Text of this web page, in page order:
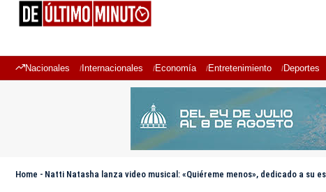
Nacionales Internacionales Economía Entretenimiento Deportes
Home - Natti Natasha lanza video musical: «Quiéreme menos», dedicado a su